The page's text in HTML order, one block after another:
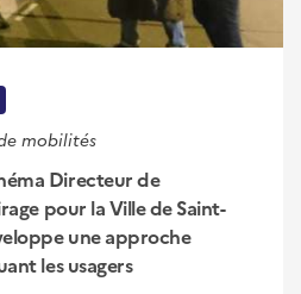
mobilités
Directeur de
pour la Ville de Saint-
une approche
les usagers